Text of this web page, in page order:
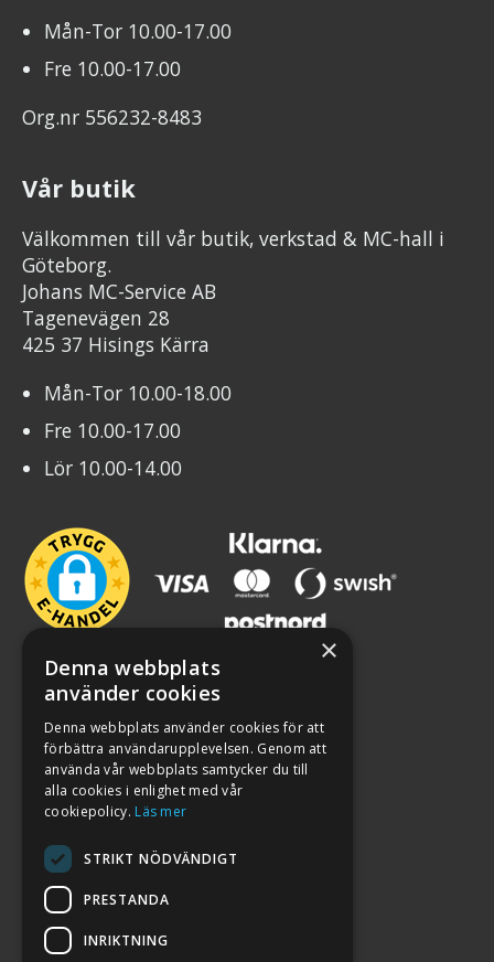
Mån-Tor 10.00-17.00
Fre 10.00-17.00
Org.nr 556232-8483
Vår butik
Välkommen till vår butik, verkstad & MC-hall i
Göteborg.
Johans MC-Service AB
Tagenevägen 28
425 37 Hisings Kärra
Mån-Tor 10.00-18.00
Fre 10.00-17.00
Lör 10.00-14.00
2026. ALL RIGHTS RESERVED.
×
Denna webbplats
använder cookies
Denna webbplats använder cookies för att
förbättra användarupplevelsen. Genom att
använda vår webbplats samtycker du till
alla cookies i enlighet med vår
cookiepolicy. Läs mer
STRIKT NÖDVÄNDIGT
PRESTANDA
INRIKTNING